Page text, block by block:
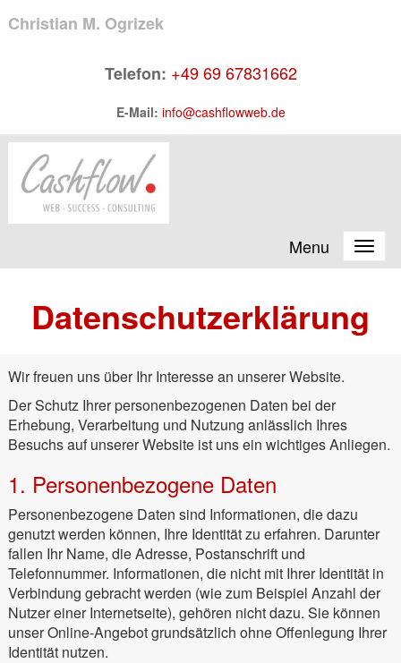
Christian M. Ogrizek
Telefon: +49 69 67831662
E-Mail: info@cashflowweb.de
Menu
Datenschutzerklärung
Wir freuen uns über Ihr Interesse an unserer Website.
Der Schutz Ihrer personenbezogenen Daten bei der
Erhebung, Verarbeitung und Nutzung anlässlich Ihres
Besuchs auf unserer Website ist uns ein wichtiges Anliegen.
1. Personenbezogene Daten
Personenbezogene Daten sind Informationen, die dazu
genutzt werden können, Ihre Identität zu erfahren. Darunter
fallen Ihr Name, die Adresse, Postanschrift und
Telefonnummer. Informationen, die nicht mit Ihrer Identität in
Verbindung gebracht werden (wie zum Beispiel Anzahl der
Nutzer einer Internetseite), gehören nicht dazu. Sie können
unser Online-Angebot grundsätzlich ohne Offenlegung Ihrer
Identität nutzen.